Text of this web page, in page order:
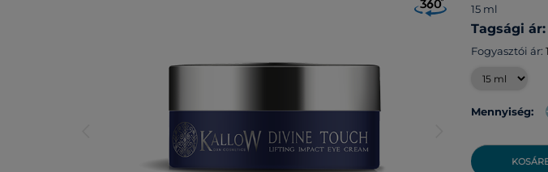
15 ml
Tagsági
Fogyasztói ár:
Mennyiség: